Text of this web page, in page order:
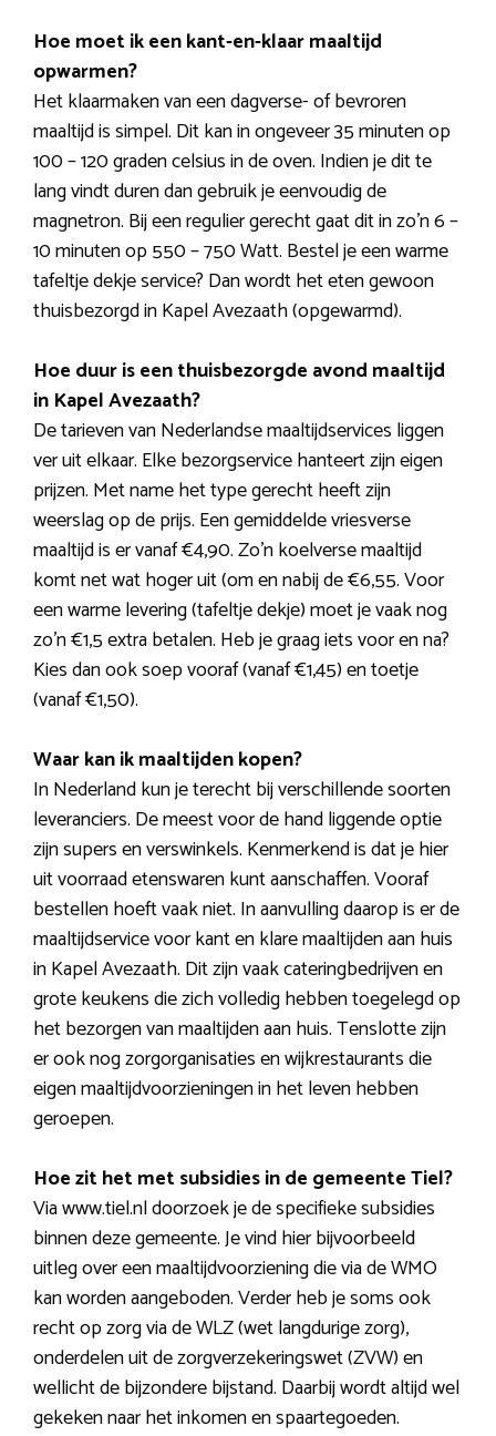
Hoe moet ik een kant-en-klaar maaltijd
opwarmen?
Het klaarmaken van een dagverse- of bevroren
maaltijd is simpel. Dit kan in ongeveer 35 minuten op
100 – 120 graden celsius in de oven. Indien je dit te
lang vindt duren dan gebruik je eenvoudig de
magnetron. Bij een regulier gerecht gaat dit in zo’n 6 –
10 minuten op 550 – 750 Watt. Bestel je een warme
tafeltje dekje service? Dan wordt het eten gewoon
thuisbezorgd in Kapel Avezaath (opgewarmd).
Hoe duur is een thuisbezorgde avond maaltijd
in Kapel Avezaath?
De tarieven van Nederlandse maaltijdservices liggen
ver uit elkaar. Elke bezorgservice hanteert zijn eigen
prijzen. Met name het type gerecht heeft zijn
weerslag op de prijs. Een gemiddelde vriesverse
maaltijd is er vanaf €4,90. Zo’n koelverse maaltijd
komt net wat hoger uit (om en nabij de €6,55. Voor
een warme levering (tafeltje dekje) moet je vaak nog
zo’n €1,5 extra betalen. Heb je graag iets voor en na?
Kies dan ook soep vooraf (vanaf €1,45) en toetje
(vanaf €1,50).
Waar kan ik maaltijden kopen?
In Nederland kun je terecht bij verschillende soorten
leveranciers. De meest voor de hand liggende optie
zijn supers en verswinkels. Kenmerkend is dat je hier
uit voorraad etenswaren kunt aanschaffen. Vooraf
bestellen hoeft vaak niet. In aanvulling daarop is er de
maaltijdservice voor kant en klare maaltijden aan huis
in Kapel Avezaath. Dit zijn vaak cateringbedrijven en
grote keukens die zich volledig hebben toegelegd op
het bezorgen van maaltijden aan huis. Tenslotte zijn
er ook nog zorgorganisaties en wijkrestaurants die
eigen maaltijdvoorzieningen in het leven hebben
geroepen.
Hoe zit het met subsidies in de gemeente Tiel?
Via www.tiel.nl doorzoek je de specifieke subsidies
binnen deze gemeente. Je vind hier bijvoorbeeld
uitleg over een maaltijdvoorziening die via de WMO
kan worden aangeboden. Verder heb je soms ook
recht op zorg via de WLZ (wet langdurige zorg),
onderdelen uit de zorgverzekeringswet (ZVW) en
wellicht de bijzondere bijstand. Daarbij wordt altijd wel
gekeken naar het inkomen en spaartegoeden.